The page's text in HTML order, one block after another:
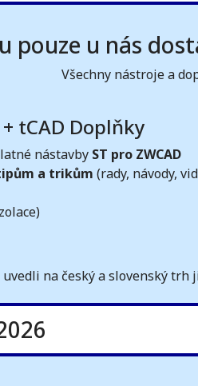
pouze u nás
Všechny nástroje a
+ tCAD Doplňky
nástavby ST pro ZWCAD
a trikům (rady, návody,
uvedli na český a slovenský